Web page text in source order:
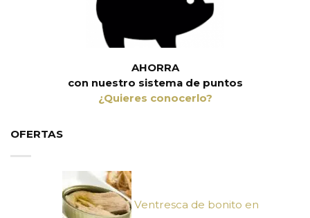
AHORRA
con nuestro sistema de puntos
¿Quieres conocerlo?
OFERTAS
Ventresca de bonito en